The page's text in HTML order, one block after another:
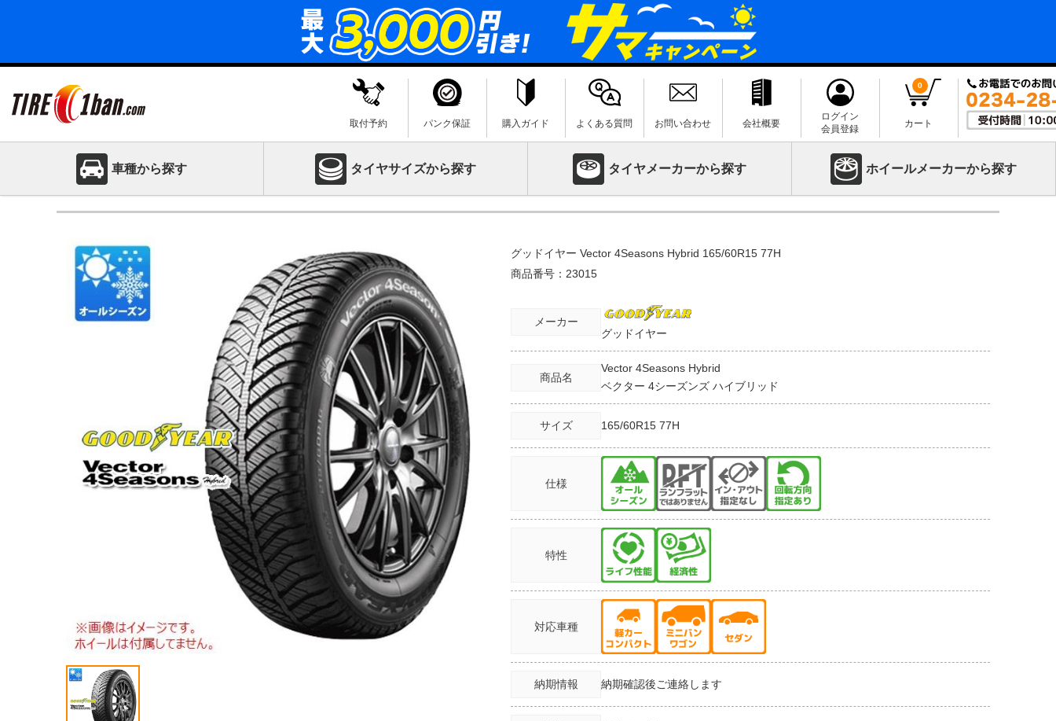
取付予約 パンク保証 購入ガイド よくある質問 お問い合わせ 会社概要
ログイン
会員登録
0
カート
車種から探す タイヤサイズから探す タイヤメーカーから探す ホイールメーカーから探す
グッドイヤー Vector 4Seasons Hybrid 165/60R15 77H
商品番号： 23015
メーカー
グッドイヤー
商品名
Vector 4Seasons Hybrid
ベクター 4シーズンズ ハイブリッド
サイズ 165/60R1577H
仕様
特性
対応車種
納期情報 納期確認後ご連絡します